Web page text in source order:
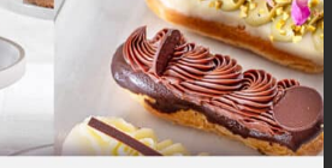
מוס מיקס